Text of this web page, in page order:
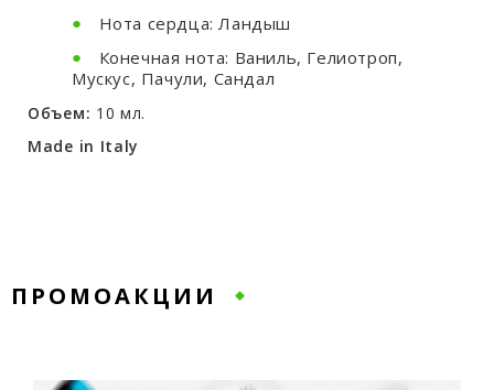
Нота сердца: Ландыш
Конечная нота: Ваниль, Гелиотроп,
Мускус, Пачули, Сандал
Объем: 10 мл.
Made in Italy
ПРОМОАКЦИИ